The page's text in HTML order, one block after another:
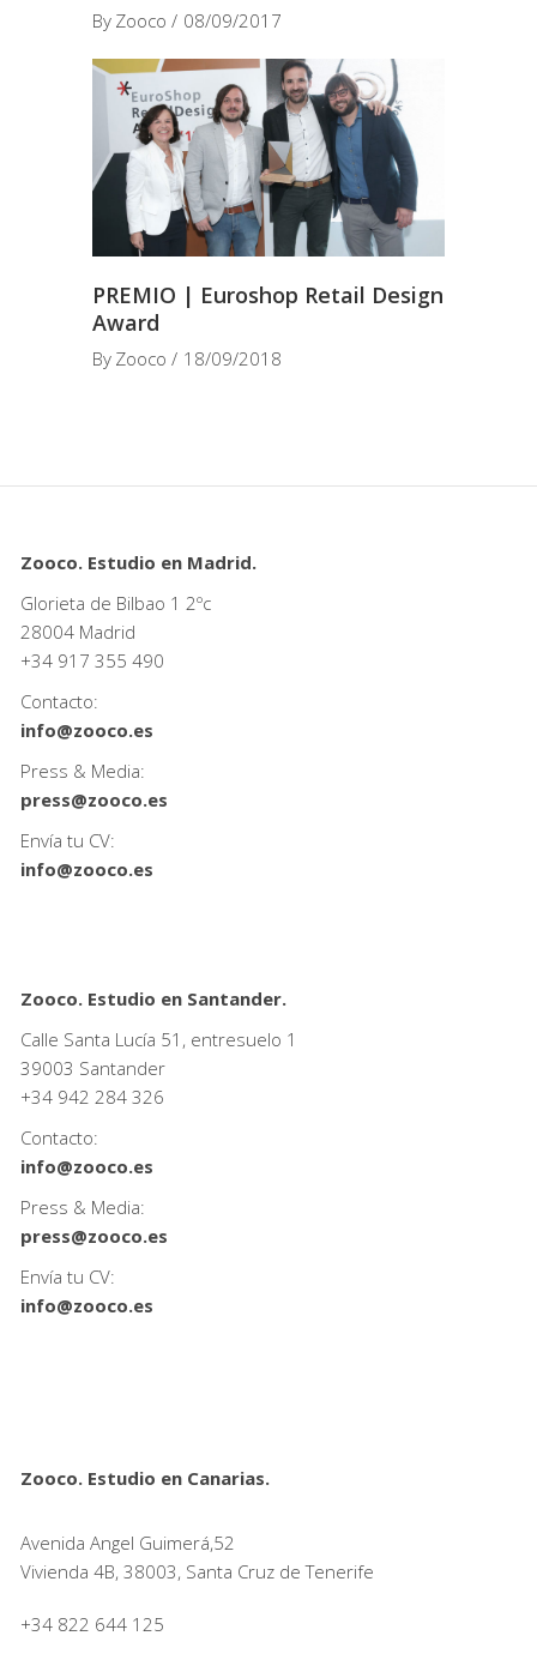
By Zooco 08/09/2017
PREMIO | Euroshop Retail Design
Award
By Zooco 18/09/2018
Zooco. Estudio en Madrid.
Glorieta de Bilbao 1 2ºc
28004 Madrid
+34 917 355 490
Contacto:
info@zooco.es
Press & Media:
press@zooco.es
Envía tu CV:
info@zooco.es
Zooco. Estudio en Santander.
Calle Santa Lucía 51, entresuelo 1
39003 Santander
+34 942 284 326
Contacto:
info@zooco.es
Press & Media:
press@zooco.es
Envía tu CV:
info@zooco.es
Zooco. Estudio en Canarias.
Avenida Angel Guimerá,52
Vivienda 4B, 38003, Santa Cruz de Tenerife
+34 822 644 125